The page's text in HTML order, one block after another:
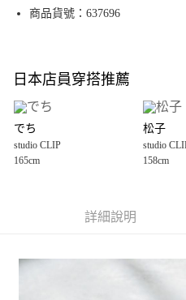
悠遊付
全盈+PAY
大哥付你分期
【大哥付你分期使用說明】
1.本服務由台灣大哥大提供，台灣大哥
2.付款方式選擇「大哥付你分期」，訂
3.實際核准額度、可分期數及費用金
4.訂單成立30分鐘內，如未前往確認
【繳款方式說明】
AFTEE先享後付
３．安心：先確認商品／服務後，再
每筆NT$80，滿NT$1,500(含以上)
商品貨號：637696
日本店員穿搭推薦
でち
studio CLIP
165cm
松子
studio
158cm
詳細說明